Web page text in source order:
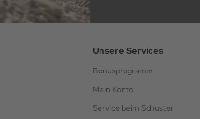
Unsere Services
Bonusprogramm
Mein Konto
Service beim Schuster